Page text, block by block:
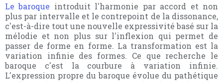
Le baroque introduit l'harmonie par accord et non
plus par intervalle et le contrepoint de la dissonance,
c'est-à-dire tout une nouvelle expressivité basé sur la
mélodie et non plus sur l'inflexion qui permet de
passer de forme en forme. La transformation est la
variation infinie des formes. Ce que recherche le
baroque c'est la courbure à variation infinie.
L'expression propre du baroque évolue du pathétique